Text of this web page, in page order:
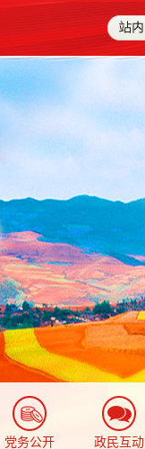
党务公开 政民互动